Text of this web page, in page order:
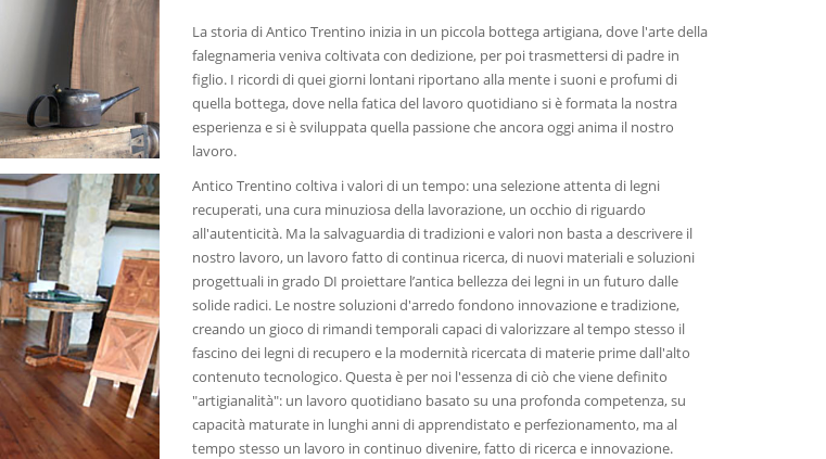
La storia di Antico Trentino inizia in un piccola bottega artigiana, dove l'arte della
falegnameria veniva coltivata con dedizione, per poi trasmettersi di padre in
figlio. I ricordi di quei giorni lontani riportano alla mente i suoni e profumi di
quella bottega, dove nella fatica del lavoro quotidiano si è formata la nostra
esperienza e si è sviluppata quella passione che ancora oggi anima il nostro
lavoro.
Antico Trentino coltiva i valori di un tempo: una selezione attenta di legni
recuperati, una cura minuziosa della lavorazione, un occhio di riguardo
all'autenticità. Ma la salvaguardia di tradizioni e valori non basta a descrivere il
nostro lavoro, un lavoro fatto di continua ricerca, di nuovi materiali e soluzioni
progettuali in grado DI proiettare l’antica bellezza dei legni in un futuro dalle
solide radici. Le nostre soluzioni d'arredo fondono innovazione e tradizione,
creando un gioco di rimandi temporali capaci di valorizzare al tempo stesso il
fascino dei legni di recupero e la modernità ricercata di materie prime dall'alto
contenuto tecnologico. Questa è per noi l'essenza di ciò che viene definito
"artigianalità": un lavoro quotidiano basato su una profonda competenza, su
capacità maturate in lunghi anni di apprendistato e perfezionamento, ma al
tempo stesso un lavoro in continuo divenire, fatto di ricerca e innovazione.